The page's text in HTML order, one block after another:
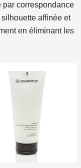
par correspondance
affinée et
en éliminant les